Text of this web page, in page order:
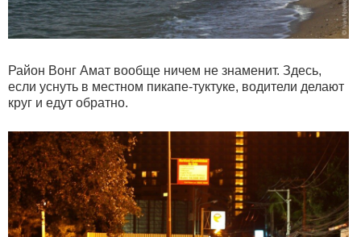
Район Вонг Амат вообще ничем не знаменит. Здесь,
если уснуть в местном пикапе-туктуке, водители делают
круг и едут обратно.